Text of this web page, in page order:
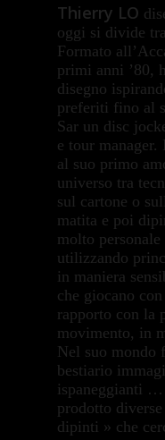
Thierry LO
oggi si divide
Formato
primi anni ’80,
disegno
preferiti fino al
Sar un disc
e tour
al suo primo
universo tra
sul cartone o
matita e poi
molto
utilizzando
in maniera
che giocano
rapporto con la
movimento, in
Nel suo mondo
bestiario
ispaneggianti
prodotto
dipinti » che